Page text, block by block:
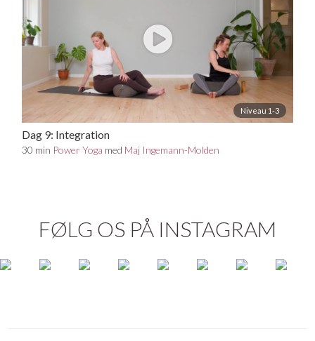
Niveau 1-3
Dag 9: Integration
30 min Power Yoga med Maj Ingemann-Molden
FØLG OS PÅ INSTAGRAM